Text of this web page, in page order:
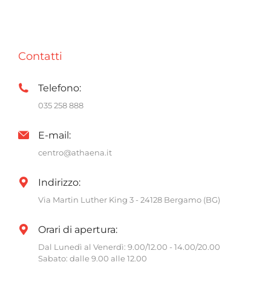
Contatti
Telefono:
035 258 888
E-mail:
centro@athaena.it
Indirizzo:
Via Martin Luther King 3 - 24128 Bergamo (BG)
Orari di apertura:
Dal Lunedì al Venerdì: 9.00/12.00 - 14.00/20.00
Sabato: dalle 9.00 alle 12.00